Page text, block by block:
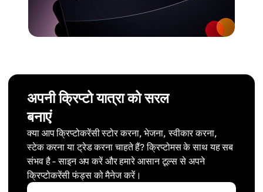
अपनी क्रिप्टो यात्रा को सरल
बनाएं
क्या आप क्रिप्टोकरेंसी स्टोर करना, भेजना, स्वीकार करना,
स्टेक करना या ट्रेड करना चाहते हैं? क्रिप्टोमस के साथ यह सब
संभव है - साइन अप करें और हमारे आसान टूल्स से अपने
क्रिप्टोकरेंसी फंड्स को मैनेज करें।